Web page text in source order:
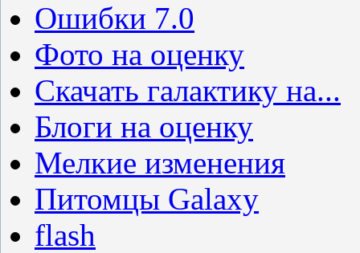
Ошибки 7.0
Фото на оценку
Скачать галактику на...
Блоги на оценку
Мелкие изменения
Питомцы Galaxy
flash